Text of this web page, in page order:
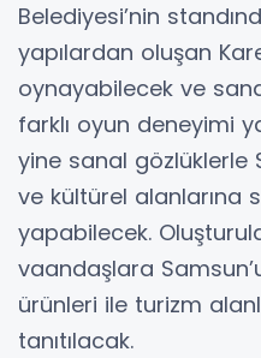
Belediyesi’nin
yapılardan oluşan
oynayabilecek ve
farklı oyun deneyimi
yine sanal gözlüklerle
ve kültürel alanlarına
yapabilecek.
vaandaşlara
ürünleri ile turizm
tanıtılacak.